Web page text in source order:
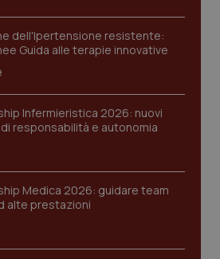
dell'Ipertensione resistente:
Guida alle terapie innovative
Infermieristica 2026: nuovi
responsabilità e autonomia
Medica 2026: guidare team
alte prestazioni
www.quotidianosanita.it